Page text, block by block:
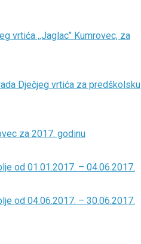
vrtića ,,Jaglac’’ Kumrovec, za
Dječjeg vrtića za predškolsku
za 2017. godinu
od 01.01.2017. – 04.06.2017.
od 04.06.2017. – 30.06.2017.